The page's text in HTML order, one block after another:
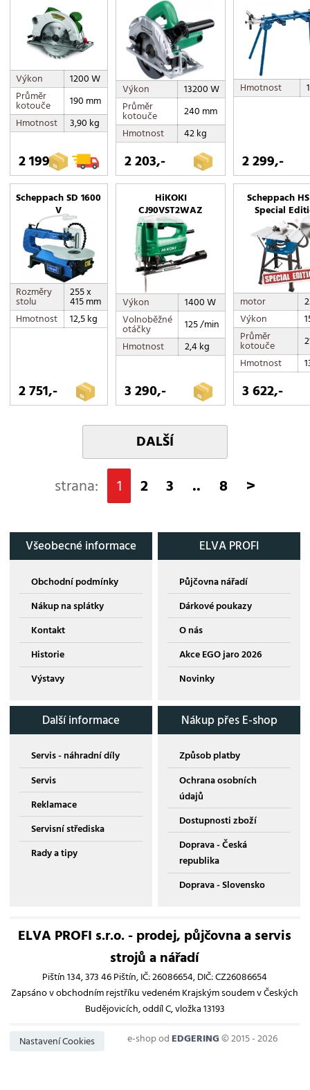
Výkon
1200 W
Průměr
kotouče
190 mm
Hmotnost
3,90 kg
2 199,-
Výkon
13200 W
Průměr
kotouče
240 mm
Hmotnost
42 kg
2 203,-
Hmotnost
2 299,-
Scheppach SD 1600
V
Rozměry
stolu
255 x
415 mm
Hmotnost
12,5 kg
2 751,-
HiKOKI
CJ90VST2WAZ
Výkon
1400 W
Volnoběžné
otáčky
125 /min
Hmotnost
2,4 kg
3 290,-
Scheppach
Special
motor
Výkon
Průměr
kotouče
Hmotnost
3 622,-
DALŠÍ
strana: 1 2 3 .. 8 >
Všeobecné informace
Obchodní podmínky
Nákup na splátky
Kontakt
Historie
Výstavy
ELVA PROFI
Půjčovna nářadí
Dárkové poukazy
O nás
Akce EGO jaro 2026
Novinky
Další informace
Servis - náhradní díly
Servis
Reklamace
Servisní střediska
Rady a tipy
Nákup přes E-shop
Způsob platby
Ochrana osobních
údajů
Dostupnosti zboží
Doprava - Česká
republika
Doprava - Slovensko
ELVA PROFI s.r.o. - prodej, půjčovna a servis
strojů a nářadí
Pištín 134, 373 46 Pištín, IČ: 26086654, DIČ: CZ26086654
Zapsáno v obchodním rejstříku vedeném Krajským soudem v Českých
Budějovicích, oddíl C, vložka 13193
Nastavení Cookies e-shop odEDGERING© 2015 - 2026